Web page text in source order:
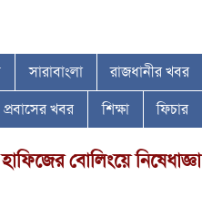
সারাবাংলা রাজধানীর খবর
প্রবাসের খবর শিক্ষা ফিচার
বোলিংয়ে নিষেধাজ্ঞা